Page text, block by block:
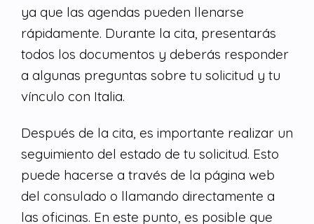
ya que las agendas pueden llenarse
rápidamente. Durante la cita, presentarás
todos los documentos y deberás responder
a algunas preguntas sobre tu solicitud y tu
vínculo con Italia.
Después de la cita, es importante realizar un
seguimiento del estado de tu solicitud. Esto
puede hacerse a través de la página web
del consulado o llamando directamente a
las oficinas. En este punto, es posible que